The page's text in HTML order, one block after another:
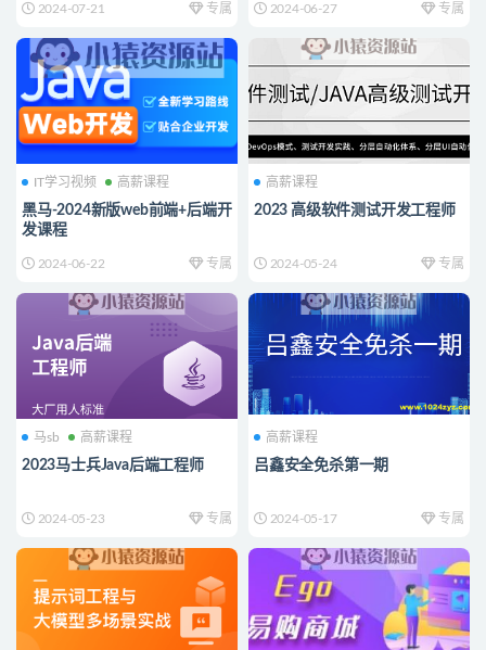
2024-07-21 专属 2024-06-27 专属
IT学习视频 高薪课程
黑马-2024新版web前端+后端开
发课程
2024-06-22 专属
高薪课程
2023 高级软件测试开发工程师
2024-05-24 专属
马sb 高薪课程
2023马士兵Java后端工程师
2024-05-23 专属
高薪课程
吕鑫安全免杀第一期
2024-05-17 专属